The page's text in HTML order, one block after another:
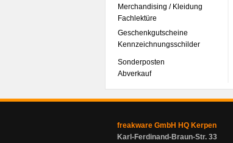
Merchandising / Kleidung
Fachlektüre
Geschenkgutscheine
Kennzeichnungsschilder
Sonderposten
Abverkauf
freakware GmbH HQ Kerpen
Karl-Ferdinand-Braun-Str. 33